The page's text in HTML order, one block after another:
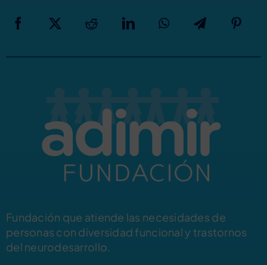
Fundación que atiende las necesidades de
personas con diversidad funcional y trastornos
del neurodesarrollo.